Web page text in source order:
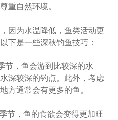
重自然环境。
因为水温降低，鱼类活动更
下是一些深秋钓鱼技巧：
节，鱼会游到比较深的水
深较深的钓点。此外，考虑
方通常会有更多的鱼。
节，鱼的食欲会变得更加旺